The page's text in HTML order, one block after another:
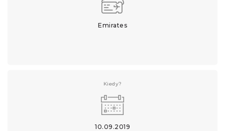
Emirates
Kiedy?
10.09.2019